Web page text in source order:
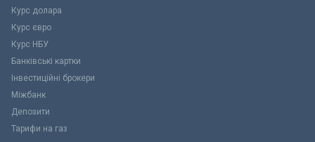
Курс долара
Курс євро
Курс НБУ
Банківські картки
Інвестиційні брокери
Міжбанк
Депозити
Тарифи на газ